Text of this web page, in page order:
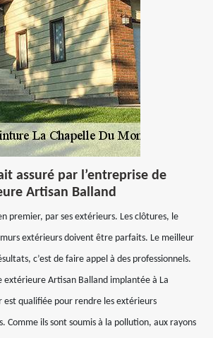
assuré par l’entreprise de
Artisan Balland
premier, par ses extérieurs. Les clôtures, le
extérieurs doivent être parfaits. Le meilleur
c’est de faire appel à des professionnels.
extérieure Artisan Balland implantée à La
est qualifiée pour rendre les extérieurs
Comme ils sont soumis à la pollution, aux rayons